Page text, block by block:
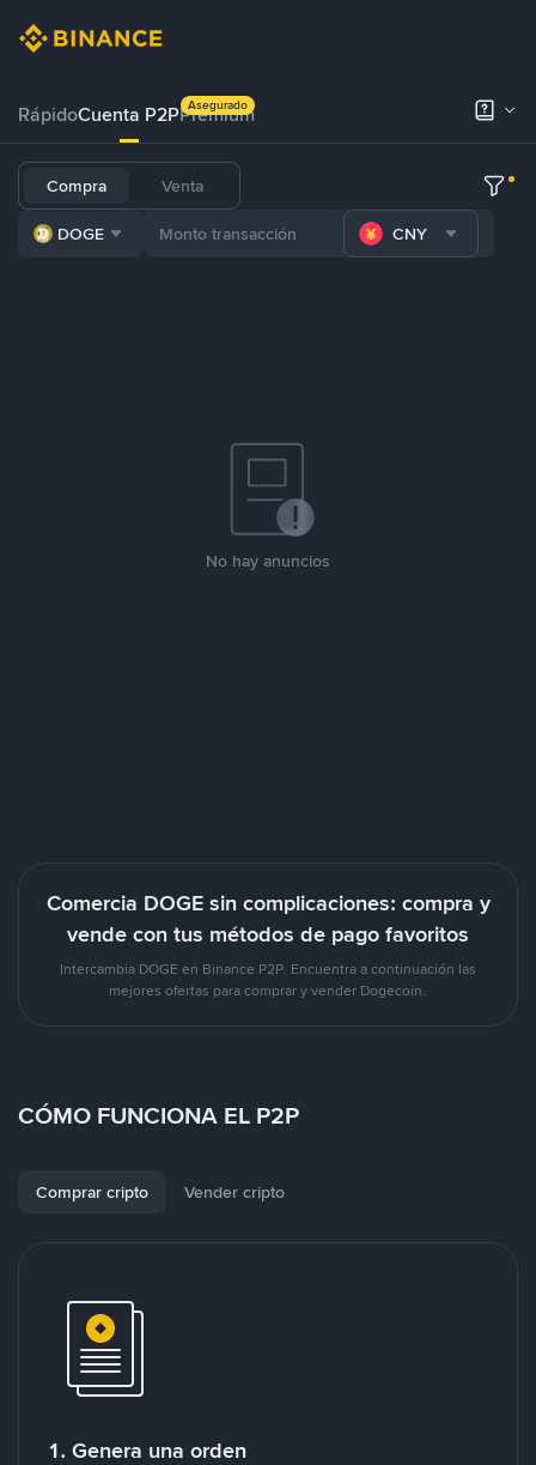
RápidoCuenta P2PPrémium
Asegurado
Compra Venta
DOGE CNY
No hay anuncios
Comercia DOGE sin complicaciones: compra y
vende con tus métodos de pago favoritos
Intercambia DOGE en Binance P2P. Encuentra a continuación las
mejores ofertas para comprar y vender Dogecoin.
CÓMO FUNCIONA EL P2P
Comprar cripto Vender cripto
1. Genera una orden